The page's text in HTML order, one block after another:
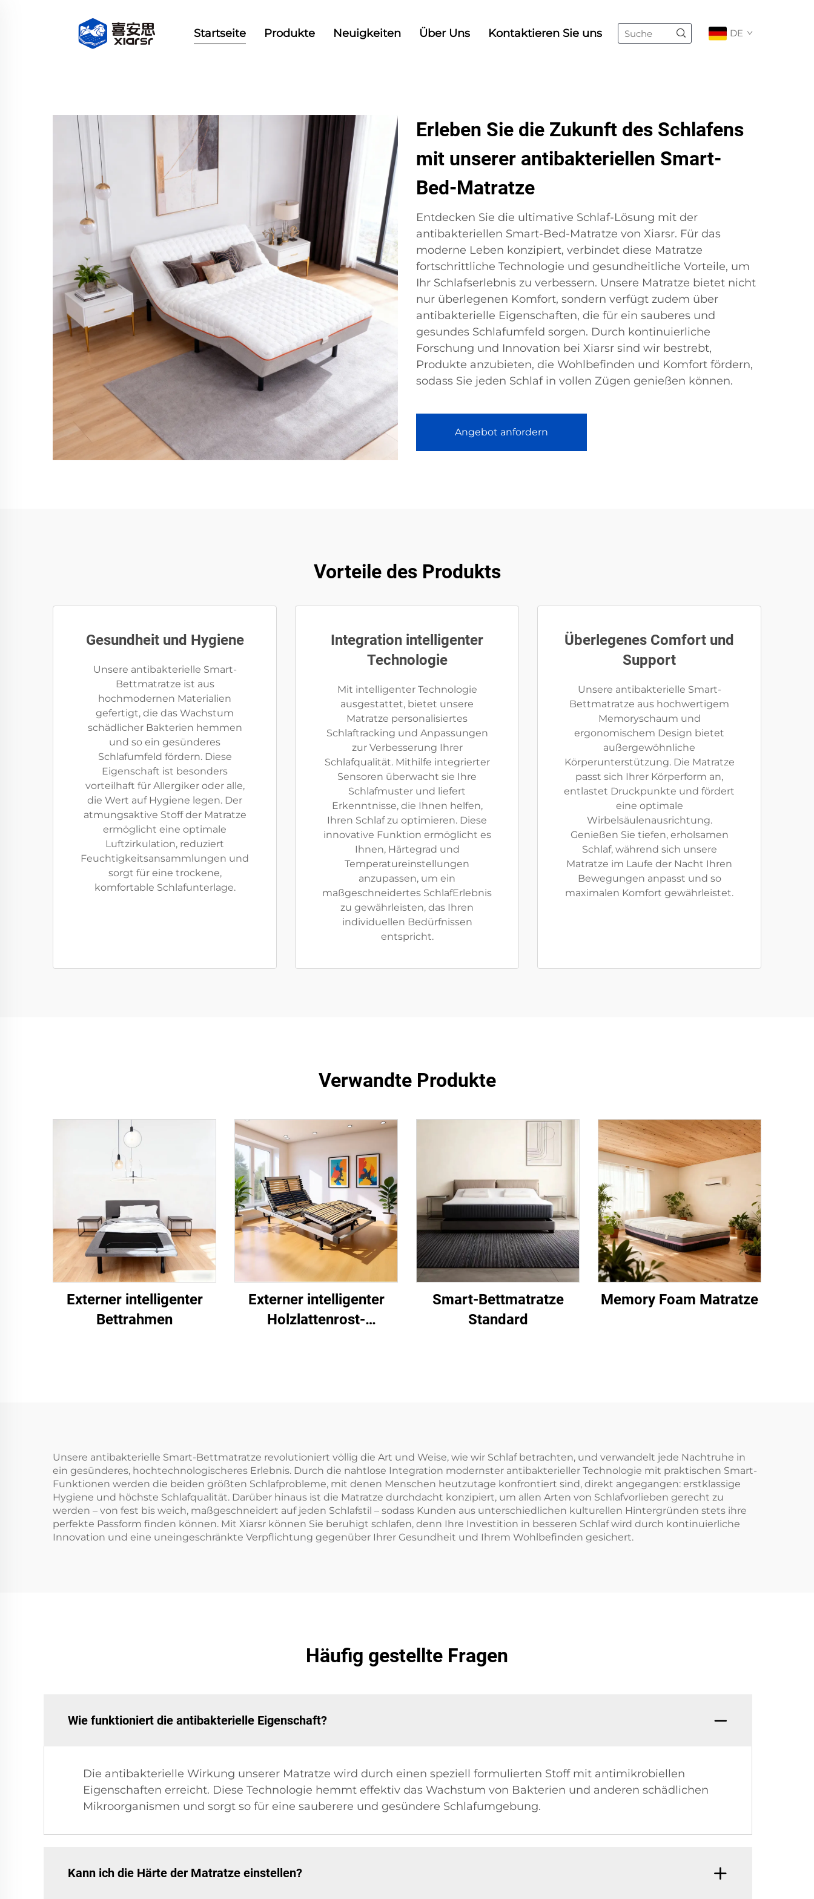
Startseite Produkte Neuigkeiten Über Uns Kontaktieren Sie uns DE
Erleben Sie die Zukunft des Schlafens
mit unserer antibakteriellen Smart-
Bed-Matratze
Entdecken Sie die ultimative Schlaf-Lösung mit der
antibakteriellen Smart-Bed-Matratze von Xiarsr. Für das
moderne Leben konzipiert, verbindet diese Matratze
fortschrittliche Technologie und gesundheitliche Vorteile, um
Ihr Schlafserlebnis zu verbessern. Unsere Matratze bietet nicht
nur überlegenen Komfort, sondern verfügt zudem über
antibakterielle Eigenschaften, die für ein sauberes und
gesundes Schlafumfeld sorgen. Durch kontinuierliche
Forschung und Innovation bei Xiarsr sind wir bestrebt,
Produkte anzubieten, die Wohlbefinden und Komfort fördern,
sodass Sie jeden Schlaf in vollen Zügen genießen können.
Angebot anfordern
Vorteile des Produkts
Gesundheit und Hygiene
Unsere antibakterielle Smart-
Bettmatratze ist aus
hochmodernen Materialien
gefertigt, die das Wachstum
schädlicher Bakterien hemmen
und so ein gesünderes
Schlafumfeld fördern. Diese
Eigenschaft ist besonders
vorteilhaft für Allergiker oder alle,
die Wert auf Hygiene legen. Der
atmungsaktive Stoff der Matratze
ermöglicht eine optimale
Luftzirkulation, reduziert
Feuchtigkeitsansammlungen und
sorgt für eine trockene,
komfortable Schlafunterlage.
Integration intelligenter
Technologie
Mit intelligenter Technologie
ausgestattet, bietet unsere
Matratze personalisiertes
Schlaftracking und Anpassungen
zur Verbesserung Ihrer
Schlafqualität. Mithilfe integrierter
Sensoren überwacht sie Ihre
Schlafmuster und liefert
Erkenntnisse, die Ihnen helfen,
Ihren Schlaf zu optimieren. Diese
innovative Funktion ermöglicht es
Ihnen, Härtegrad und
Temperatureinstellungen
anzupassen, um ein
maßgeschneidertes SchlafErlebnis
zu gewährleisten, das Ihren
individuellen Bedürfnissen
entspricht.
Überlegenes Comfort und
Support
Unsere antibakterielle Smart-
Bettmatratze aus hochwertigem
Memoryschaum und
ergonomischem Design bietet
außergewöhnliche
Körperunterstützung. Die Matratze
passt sich Ihrer Körperform an,
entlastet Druckpunkte und fördert
eine optimale
Wirbelsäulenausrichtung.
Genießen Sie tiefen, erholsamen
Schlaf, während sich unsere
Matratze im Laufe der Nacht Ihren
Bewegungen anpasst und so
maximalen Komfort gewährleistet.
Verwandte Produkte
Externer intelligenter
Bettrahmen
Externer intelligenter
Holzlattenrost-
Smart-Bettmatratze
Standard
Memory Foam Matratze
Unsere antibakterielle Smart-Bettmatratze revolutioniert völlig die Art und Weise, wie wir Schlaf betrachten, und verwandelt jede Nachtruhe in
ein gesünderes, hochtechnologischeres Erlebnis. Durch die nahtlose Integration modernster antibakterieller Technologie mit praktischen Smart-
Funktionen werden die beiden größten Schlafprobleme, mit denen Menschen heutzutage konfrontiert sind, direkt angegangen: erstklassige
Hygiene und höchste Schlafqualität. Darüber hinaus ist die Matratze durchdacht konzipiert, um allen Arten von Schlafvorlieben gerecht zu
werden – von fest bis weich, maßgeschneidert auf jeden Schlafstil – sodass Kunden aus unterschiedlichen kulturellen Hintergründen stets ihre
perfekte Passform finden können. Mit Xiarsr können Sie beruhigt schlafen, denn Ihre Investition in besseren Schlaf wird durch kontinuierliche
Innovation und eine uneingeschränkte Verpflichtung gegenüber Ihrer Gesundheit und Ihrem Wohlbefinden gesichert.
Häufig gestellte Fragen
Wie funktioniert die antibakterielle Eigenschaft?
Die antibakterielle Wirkung unserer Matratze wird durch einen speziell formulierten Stoff mit antimikrobiellen
Eigenschaften erreicht. Diese Technologie hemmt effektiv das Wachstum von Bakterien und anderen schädlichen
Mikroorganismen und sorgt so für eine sauberere und gesündere Schlafumgebung.
Kann ich die Härte der Matratze einstellen?